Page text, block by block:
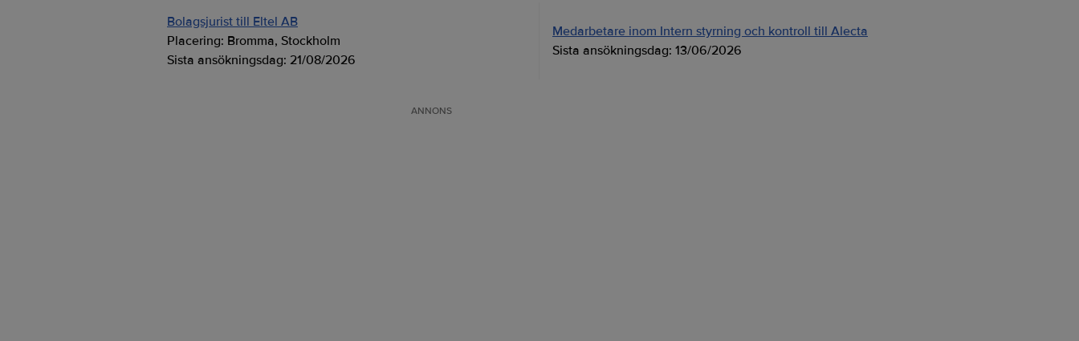
Bolagsjurist till Eltel AB
Placering: Bromma, Stockholm
Sista ansökningsdag: 21/08/2026
Medarbetare inom Intern styrning och kontroll till Alecta
Sista ansökningsdag: 13/06/2026
ANNONS